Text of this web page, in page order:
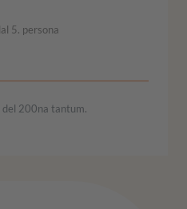
5. persona
del 200na tantum.